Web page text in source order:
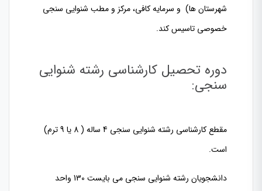
شهرستان ها) و سرمایه کافی، مرکز و مطب شنوایی سنجی
خصوصی تاسیس کند.
دوره تحصیل کارشناسی رشته شنوایی
سنجی:
مقطع کارشناسی رشته شنوایی سنجی 4 ساله ( 8 یا 9 ترم)
است.
دانشجویان رشته شنوایی سنجی می بایست 130 واحد